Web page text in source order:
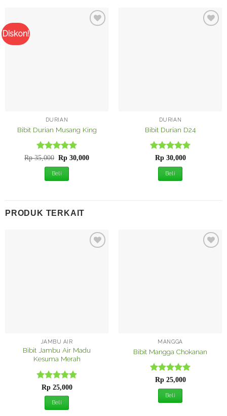
Diskon!
DURIAN
Bibit Durian Musang King
Dinilai5
dari 5
Rp35,000 Harga
aslinya
adalah:
Rp 35,000.
Rp 30,000Harga
Beli
DURIAN
Bibit Durian D24
Dinilai5
dari 5
Rp30,000
Beli
PRODUK TERKAIT
JAMBU AIR
Bibit Jambu Air Madu
Kesuma Merah
Dinilai5
dari 5
Rp25,000
Beli
MANGGA
Bibit Mangga Chokanan
Dinilai5
dari 5
Rp25,000
Beli